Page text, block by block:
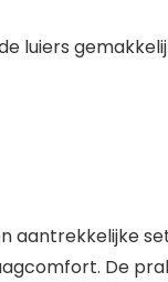
luiers
aantrekkelijke
De